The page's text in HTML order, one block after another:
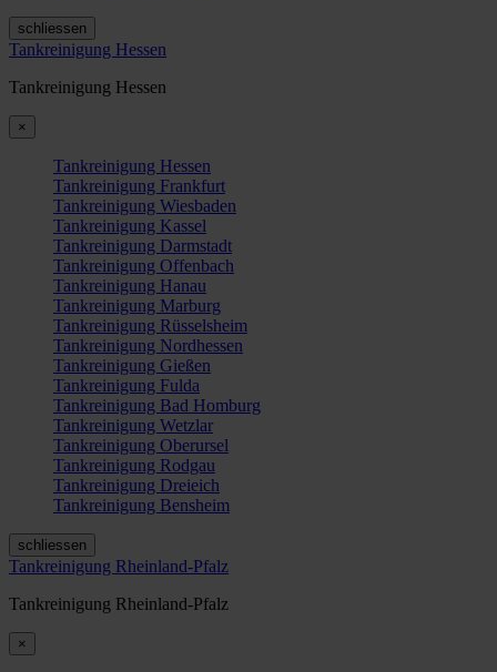
schliessen
Tankreinigung Hessen
Tankreinigung Hessen
×
Tankreinigung Hessen
Tankreinigung Frankfurt
Tankreinigung Wiesbaden
Tankreinigung Kassel
Tankreinigung Darmstadt
Tankreinigung Offenbach
Tankreinigung Hanau
Tankreinigung Marburg
Tankreinigung Rüsselsheim
Tankreinigung Nordhessen
Tankreinigung Gießen
Tankreinigung Fulda
Tankreinigung Bad Homburg
Tankreinigung Wetzlar
Tankreinigung Oberursel
Tankreinigung Rodgau
Tankreinigung Dreieich
Tankreinigung Bensheim
schliessen
Tankreinigung Rheinland-Pfalz
Tankreinigung Rheinland-Pfalz
×